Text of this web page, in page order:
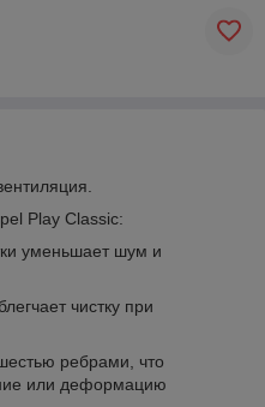
Play Classic:
уменьшает шум и
чистку при
ребрами, что
или деформацию